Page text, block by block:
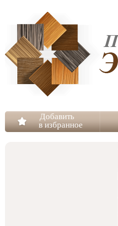
Добавить
в избранное